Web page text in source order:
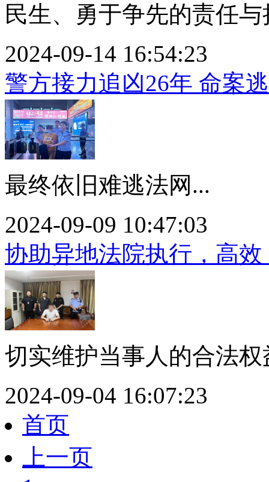
民生、勇于争先的责任与
2024-09-14 16:54:23
警方接力追凶26年 命案
最终依旧难逃法网...
2024-09-09 10:47:03
协助异地法院执行，高
切实维护当事人的合法权
2024-09-04 16:07:23
首页
上一页